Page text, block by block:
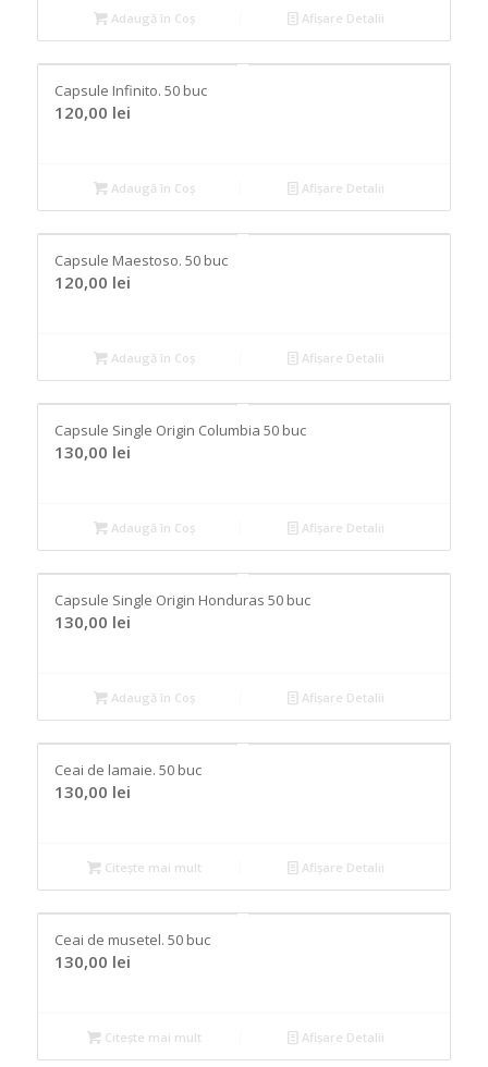
Adaugă în Coș Afișare Detalii
Capsule Infinito. 50 buc
120,00 lei
Adaugă în Coș Afișare Detalii
Capsule Maestoso. 50 buc
120,00 lei
Adaugă în Coș Afișare Detalii
Capsule Single Origin Columbia 50 buc
130,00 lei
Adaugă în Coș Afișare Detalii
Capsule Single Origin Honduras 50 buc
130,00 lei
Adaugă în Coș Afișare Detalii
Ceai de lamaie. 50 buc
130,00 lei
Citește mai mult Afișare Detalii
Ceai de musetel. 50 buc
130,00 lei
Citește mai mult Afișare Detalii